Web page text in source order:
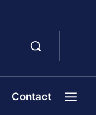
Contact